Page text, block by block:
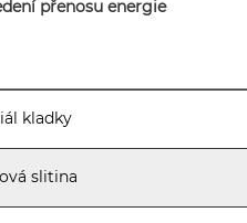
přenosu energie
kladky
slitina